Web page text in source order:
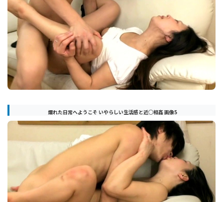
爛れた日常へようこそ いやらしい生活感と近○相姦 画像5